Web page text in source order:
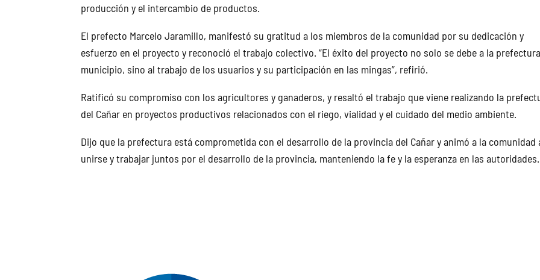
producción y el intercambio de productos.
El prefecto Marcelo Jaramillo, manifestó su gratitud a los miembros de la comunidad por su dedicación y
esfuerzo en el proyecto y reconoció el trabajo colectivo. “El éxito del proyecto no solo se debe a la
municipio, sino al trabajo de los usuarios y su participación en las mingas”, refirió.
Ratificó su compromiso con los agricultores y ganaderos, y resaltó el trabajo que viene realizando la
del Cañar en proyectos productivos relacionados con el riego, vialidad y el cuidado del medio ambiente.
Dijo que la prefectura está comprometida con el desarrollo de la provincia del Cañar y animó a la comunidad
unirse y trabajar juntos por el desarrollo de la provincia, manteniendo la fe y la esperanza en las autoridades.